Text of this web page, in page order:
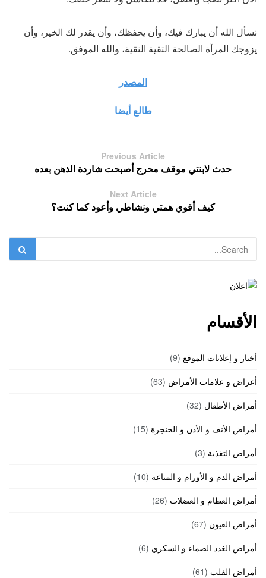
نسأل الله أن يبارك فيك، وأن يحفظك، وأن يقدر لك الخير، وأن
يزوجك المرأة الصالحة التقية النقية، والله الموفق.
المصدر
طالع أيضا
Previous Article
حدث لابنتي موقف محرج أصبحت شاردة الذهن بعده
Next Article
كيف أقوي همتي ونشاطي وأعود كما كنت؟
الأقسام
أخبار و إعلانات الموقع (9)
أعراض و علامات الأمراض (63)
أمراض الأطفال (32)
أمراض الأنف و الأذن و الحنجرة (15)
أمراض التغذية (3)
أمراض الدم و الأورام و المناعة (10)
أمراض العظام و العضلات (26)
أمراض العيون (67)
أمراض الغدد الصماء و السكري (6)
أمراض القلب (61)